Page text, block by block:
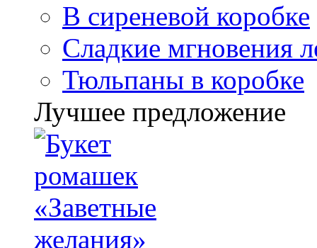
В сиреневой коробке
Сладкие мгновения
Тюльпаны в коробке
Лучшее предложение